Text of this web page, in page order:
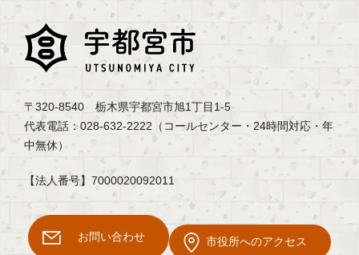
〒320-8540 栃木県宇都宮市旭1丁目1-5
代表電話：028-632-2222（コールセンター・24時間対応・年
中無休）
【法人番号】7000020092011
お問い合わせ 市役所へのアクセス